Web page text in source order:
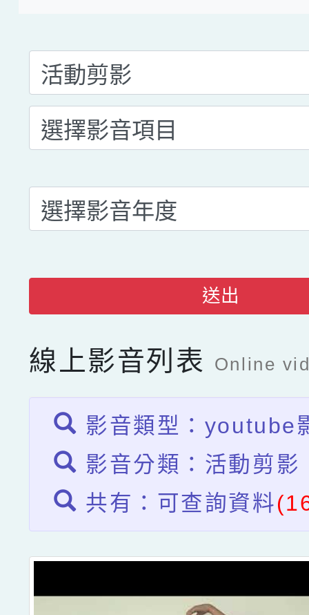
送出
線上影音列表 Online
影音類型：youtube
影音分類：活動剪影
共有：可查詢資料